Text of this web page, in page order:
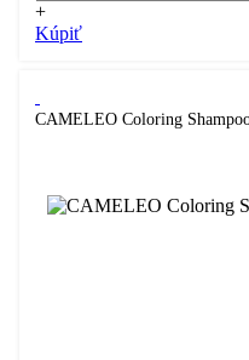
+
Kúpiť
CAMELEO Coloring